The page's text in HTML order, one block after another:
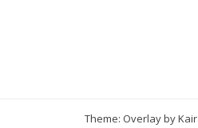
Theme: Overlay by